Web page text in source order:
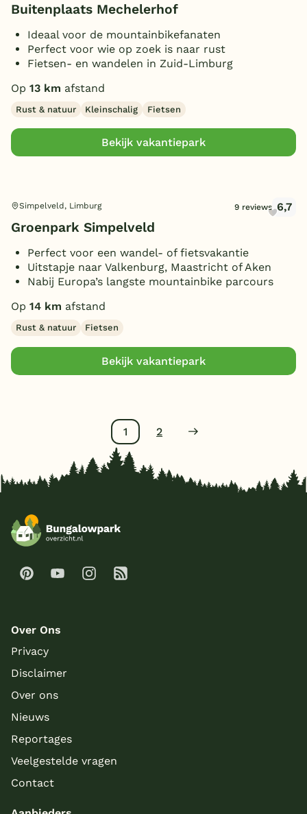
Buitenplaats Mechelerhof
Ideaal voor de mountainbikefanaten
Perfect voor wie op zoek is naar rust
Fietsen- en wandelen in Zuid-Limburg
Op 13 km afstand
Rust & natuur Kleinschalig Fietsen
Bekijk vakantiepark
Simpelveld, Limburg 9 reviews 6,7
Groenpark Simpelveld
Perfect voor een wandel- of fietsvakantie
Uitstapje naar Valkenburg, Maastricht of Aken
Nabij Europa’s langste mountainbike parcours
Op 14 km afstand
Rust & natuur Fietsen
Bekijk vakantiepark
1 2
Over Ons
Privacy
Disclaimer
Over ons
Nieuws
Reportages
Veelgestelde vragen
Contact